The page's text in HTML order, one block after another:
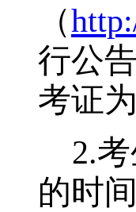
（
行公
考证
2.
的时